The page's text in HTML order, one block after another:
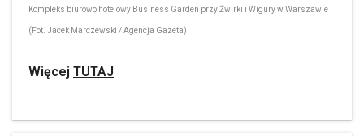
Kompleks biurowo hotelowy Business Garden przy Żwirki i Wigury w Warszawie
(Fot. Jacek Marczewski / Agencja Gazeta)
Więcej TUTAJ